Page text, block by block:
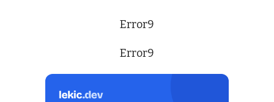
Error9
Error9